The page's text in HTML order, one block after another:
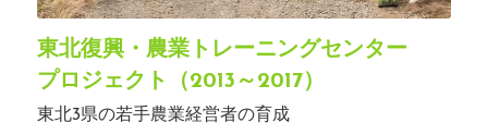
東北復興・農業トレーニングセンター
プロジェクト（2013～2017）
東北3県の若手農業経営者の育成